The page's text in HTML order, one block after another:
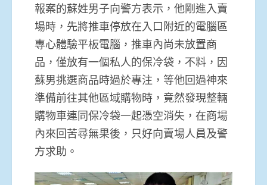
報案的蘇姓男子向警方表示，他剛進入賣
場時，先將推車停放在入口附近的電腦區
專心體驗平板電腦，推車內尚未放置商
品，僅放有一個私人的保冷袋，不料，因
蘇男挑選商品時過於專注，等他回過神來
準備前往其他區域購物時，竟然發現整輛
購物車連同保冷袋一起憑空消失，在商場
內來回苦尋無果後，只好向賣場人員及警
方求助。